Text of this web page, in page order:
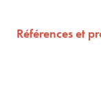
Références et